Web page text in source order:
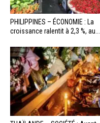
PHILIPPINES – ÉCONOMIE : La
croissance ralentit à 2,3 %, au...